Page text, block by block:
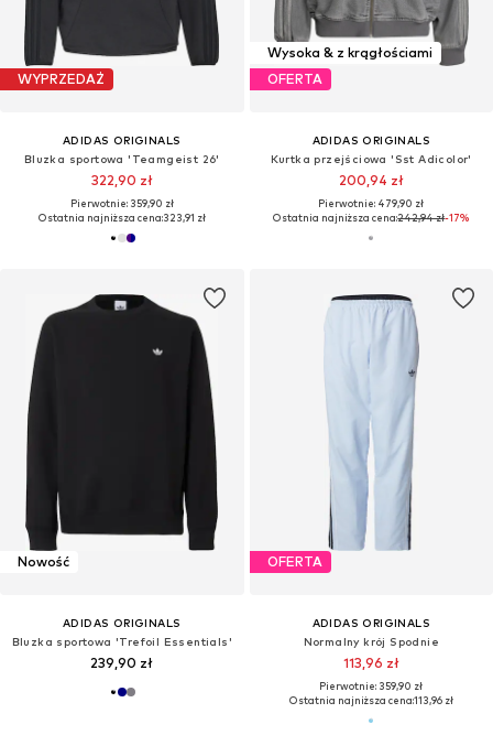
WYPRZEDAŻ
ADIDAS ORIGINALS
Bluzka sportowa 'Teamgeist 26'
322,90 zł
Pierwotnie: 359,90 zł
Ostatnia najniższa cena:323,91 zł
Wysoka & z krągłościami
OFERTA
ADIDAS ORIGINALS
Kurtka przejściowa 'Sst Adicolor'
200,94 zł
Pierwotnie: 479,90 zł
Ostatnia najniższa cena:242,94 zł-17%
Nowość
ADIDAS ORIGINALS
Bluzka sportowa 'Trefoil Essentials'
239,90 zł
OFERTA
ADIDAS ORIGINALS
Normalny krój Spodnie
113,96 zł
Pierwotnie: 359,90 zł
Ostatnia najniższa cena:113,96 zł